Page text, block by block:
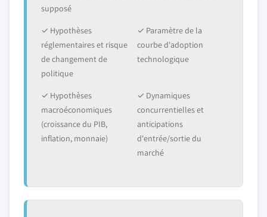
supposé
✓ Hypothèses
réglementaires et risque
de changement de
politique
✓ Paramètre de la
courbe d'adoption
technologique
✓ Hypothèses
macroéconomiques
(croissance du PIB,
inflation, monnaie)
✓ Dynamiques
concurrentielles et
anticipations
d'entrée/sortie du
marché